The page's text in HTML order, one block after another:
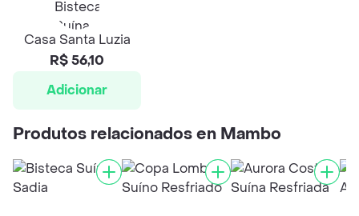
Casa Santa Luzia
R$ 56,10
Adicionar
Produtos relacionados en Mambo